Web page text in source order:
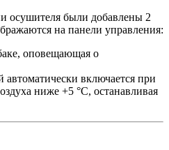
осушителя были добавлены 2
на панели управления:
оповещающая о
автоматически включается при
ниже +5 °C, останавливая